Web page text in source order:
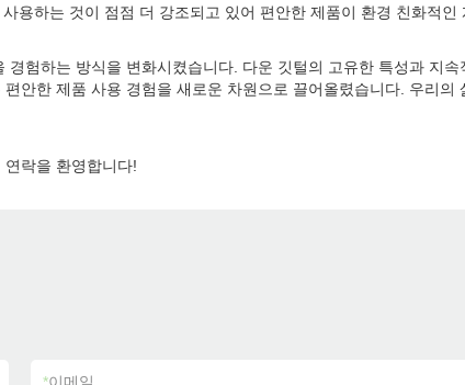
하는 것이 점점 더 강조되고 있어 편안한 제품이 환경 친화적인
험하는 방식을 변화시켰습니다. 다운 깃털의 고유한 특성과 지
한 제품 사용 경험을 새로운 차원으로 끌어올렸습니다. 우리의
락을 환영합니다!